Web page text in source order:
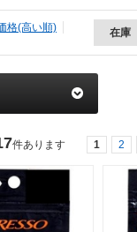
格(高い順)
在庫
件あります 1 2